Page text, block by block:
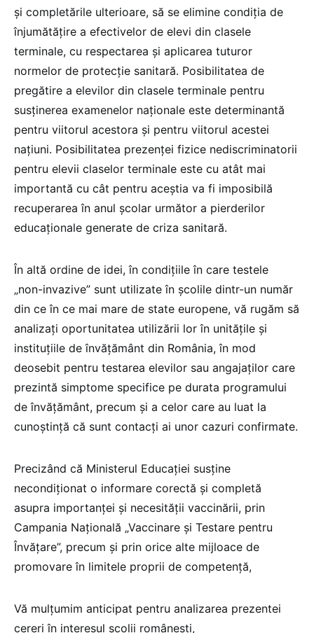
și completările ulterioare, să se elimine condiția de
înjumătățire a efectivelor de elevi din clasele
terminale, cu respectarea şi aplicarea tuturor
normelor de protecţie sanitară. Posibilitatea de
pregătire a elevilor din clasele terminale pentru
susținerea examenelor naționale este determinantă
pentru viitorul acestora și pentru viitorul acestei
națiuni. Posibilitatea prezenței fizice nediscriminatorii
pentru elevii claselor terminale este cu atât mai
importantă cu cât pentru aceștia va fi imposibilă
recuperarea în anul școlar următor a pierderilor
educaționale generate de criza sanitară.
În altă ordine de idei, în condițiile în care testele
„non-invazive” sunt utilizate în școlile dintr-un număr
din ce în ce mai mare de state europene, vă rugăm să
analizați oportunitatea utilizării lor în unitățile și
instituțiile de învățământ din România, în mod
deosebit pentru testarea elevilor sau angajaților care
prezintă simptome specifice pe durata programului
de învățământ, precum și a celor care au luat la
cunoștință că sunt contacți ai unor cazuri confirmate.
Precizând că Ministerul Educației susține
necondiționat o informare corectă și completă
asupra importanței și necesității vaccinării, prin
Campania Națională „Vaccinare și Testare pentru
Învățare”, precum și prin orice alte mijloace de
promovare în limitele proprii de competență,
Vă mulțumim anticipat pentru analizarea prezentei
cereri în interesul școlii românești,